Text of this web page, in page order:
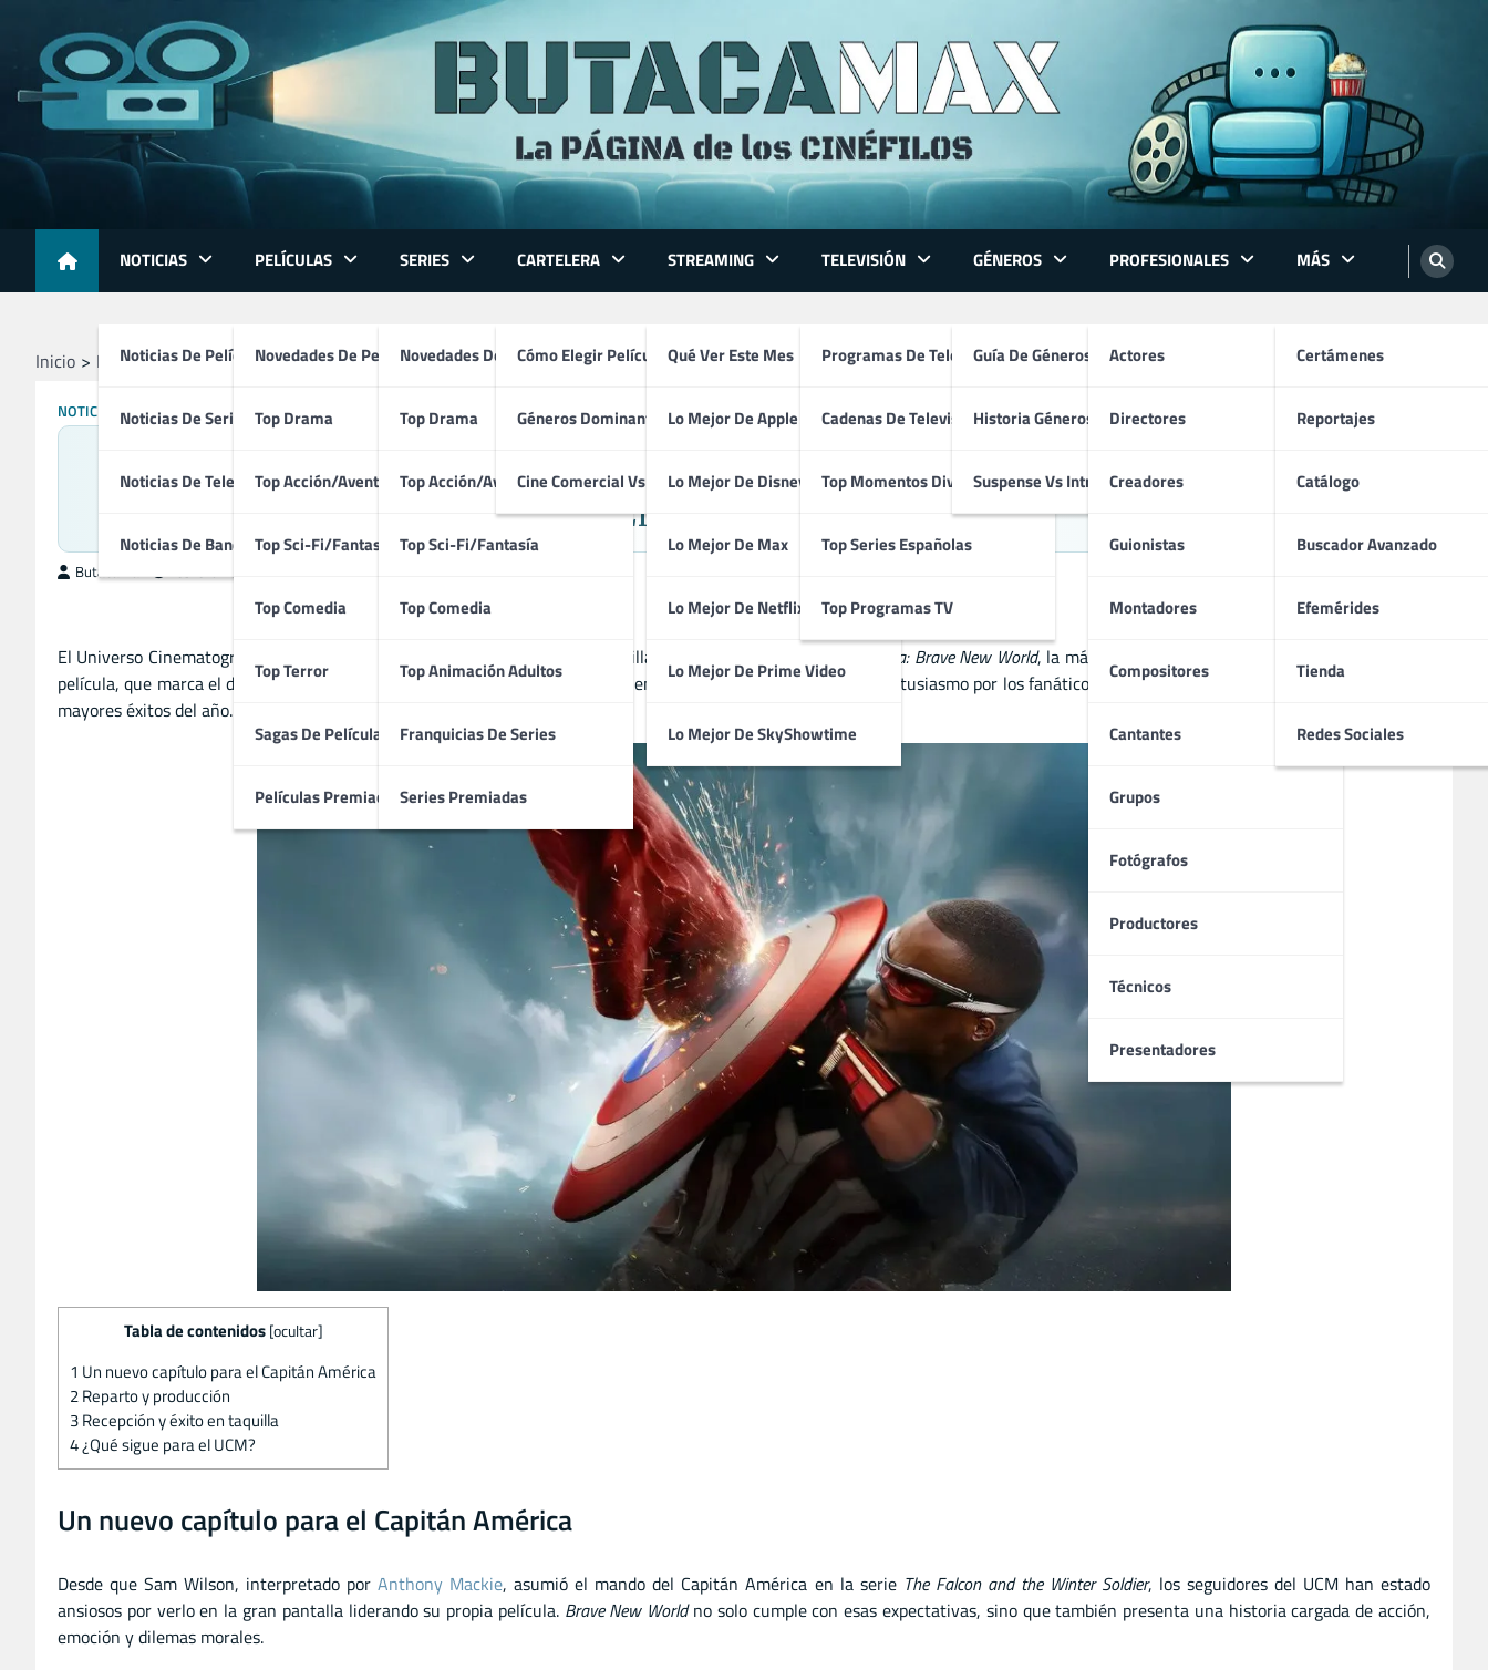
content
NOTICIAS
Noticias De Películas
Noticias De Series
Noticias De Televisión
Noticias De Bandas Sonoras
PELÍCULAS
Novedades De Películas
Top Drama
Top Acción/Aventura
Top Sci-Fi/Fantasía
Top Comedia
Top Terror
Sagas De Películas
Películas Premiadas
SERIES
Novedades De Series
Top Drama
Top Acción/Aventura
Top Sci-Fi/Fantasía
Top Comedia
Top Animación Adultos
Franquicias De Series
Series Premiadas
CARTELERA
Cómo Elegir Película
Géneros Dominantes
Cine Comercial Vs Autor
STREAMING
Qué Ver Este Mes
Lo Mejor De Apple TV
Lo Mejor De Disney+
Lo Mejor De Max
Lo Mejor De Netflix
Lo Mejor De Prime Video
Lo Mejor De SkyShowtime
TELEVISIÓN
Programas De Televisión
Cadenas De Televisión
Top Momentos Divertidos
Top Series Españolas
Top Programas TV
GÉNEROS
Guía De Géneros
Historia Géneros TV
Suspense Vs Intriga
PROFESIONALES
Actores
Directores
Creadores
Guionistas
Montadores
Compositores
Cantantes
Grupos
Fotógrafos
Productores
Técnicos
Presentadores
MÁS
Certámenes
Reportajes
Catálogo
Buscador Avanzado
Efemérides
Tienda
Redes Sociales
Inicio Noticias ‘Capitán América: Brave New World’ Arrasa
NOTICIAS
‘Capitán América: Brave New World’ Arrasa
Lidera la Taquilla
ButacaMax
El Universo Cinematográfico de Marvel (UCM) ha vuelto a arrasar en la taquilla con el estreno de Capitán América: Brave New World, la más reciente entrega de la icónica franquicia. La
película, que marca el debut de Sam Wilson como el nuevo Capitán América en solitario, ha sido recibida con entusiasmo por los fanáticos y la crítica, consolidándose como uno de los
mayores éxitos del año.
Tabla de contenidos [ocultar]
1 Un nuevo capítulo para el Capitán América
2Reparto y producción
3Recepción y éxito en taquilla
4¿Qué sigue para el UCM?
Un nuevo capítulo para el Capitán América
Desde que Sam Wilson, interpretado porAnthony Mackie, asumió el mando del Capitán América en la serie The Falcon and the Winter Soldier, los seguidores del UCM han estado
ansiosos por verlo en la gran pantalla liderando su propia película. Brave New Worldno solo cumple con esas expectativas, sino que también presenta una historia cargada de acción,
emoción y dilemas morales.